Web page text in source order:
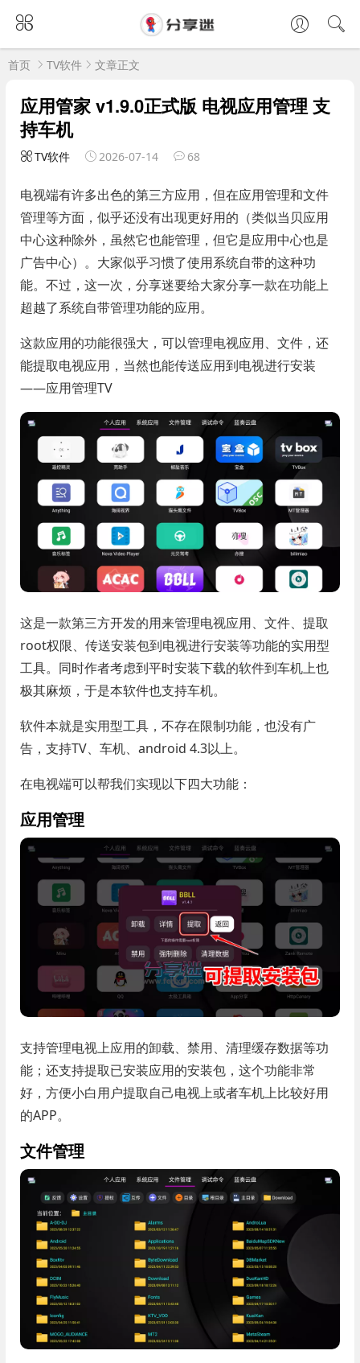
首页 TV软件 文章正文
应用管家 v1.9.0正式版 电视应用管理 支
持车机
TV软件 2026-07-14 68
电视端有许多出色的第三方应用，但在应用管理和文件
管理等方面，似乎还没有出现更好用的（类似当贝应用
中心这种除外，虽然它也能管理，但它是应用中心也是
广告中心）。大家似乎习惯了使用系统自带的这种功
能。不过，这一次，分享迷要给大家分享一款在功能上
超越了系统自带管理功能的应用。
这款应用的功能很强大，可以管理电视应用、文件，还
能提取电视应用，当然也能传送应用到电视进行安装
——应用管理TV
这是一款第三方开发的用来管理电视应用、文件、提取
root权限、传送安装包到电视进行安装等功能的实用型
工具。同时作者考虑到平时安装下载的软件到车机上也
极其麻烦，于是本软件也支持车机。
软件本就是实用型工具，不存在限制功能，也没有广
告，支持TV、车机、android 4.3以上。
在电视端可以帮我们实现以下四大功能：
应用管理
支持管理电视上应用的卸载、禁用、清理缓存数据等功
能；还支持提取已安装应用的安装包，这个功能非常
好，方便小白用户提取自己电视上或者车机上比较好用
的APP。
文件管理